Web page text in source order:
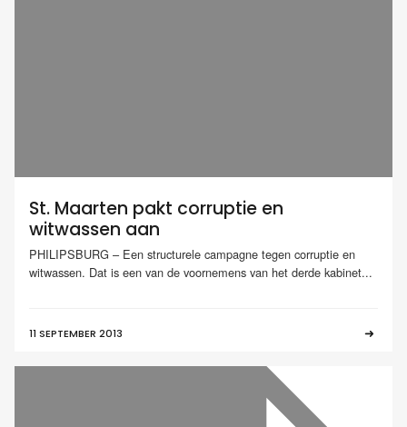
St. Maarten pakt corruptie en
witwassen aan
PHILIPSBURG – Een structurele campagne tegen corruptie en
witwassen. Dat is een van de voornemens van het derde kabinet...
11 SEPTEMBER 2013